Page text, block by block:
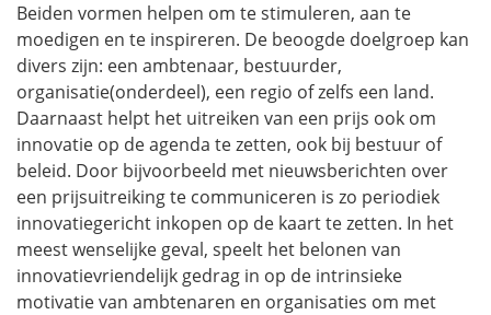
Beiden vormen helpen om te stimuleren, aan te
moedigen en te inspireren. De beoogde doelgroep kan
divers zijn: een ambtenaar, bestuurder,
organisatie(onderdeel), een regio of zelfs een land.
Daarnaast helpt het uitreiken van een prijs ook om
innovatie op de agenda te zetten, ook bij bestuur of
beleid. Door bijvoorbeeld met nieuwsberichten over
een prijsuitreiking te communiceren is zo periodiek
innovatiegericht inkopen op de kaart te zetten. In het
meest wenselijke geval, speelt het belonen van
innovatievriendelijk gedrag in op de intrinsieke
motivatie van ambtenaren en organisaties om met